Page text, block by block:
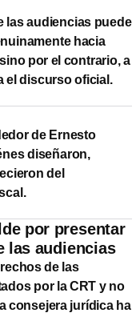
las audiencias puede
hacia
por el contrario, a
el discurso oficial.
de Ernesto
diseñaron,
del
por presentar
las audiencias
de las
por la CRT y no
consejera jurídica ha